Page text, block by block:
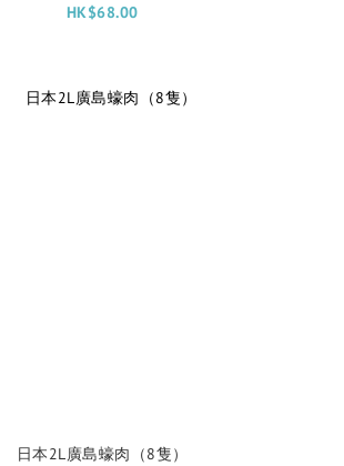
HK$68.00
日本2L廣島蠔肉（8隻）